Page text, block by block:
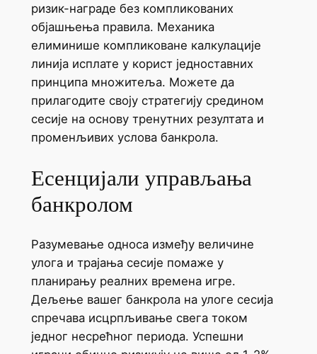
ризик-награде без компликованих
објашњења правила. Механика
елиминише компликоване калкулације
линија исплате у корист једноставних
принципа множитеља. Можете да
прилагодите своју стратегију средином
сесије на основу тренутних резултата и
променљивих услова банкрола.
Есенцијали управљања
банкролом
Разумевање односа између величине
улога и трајања сесије помаже у
планирању реалних времена игре.
Дељење вашег банкрола на улоге сесија
спречава исцрпљивање свега током
једног несрећног периода. Успешни